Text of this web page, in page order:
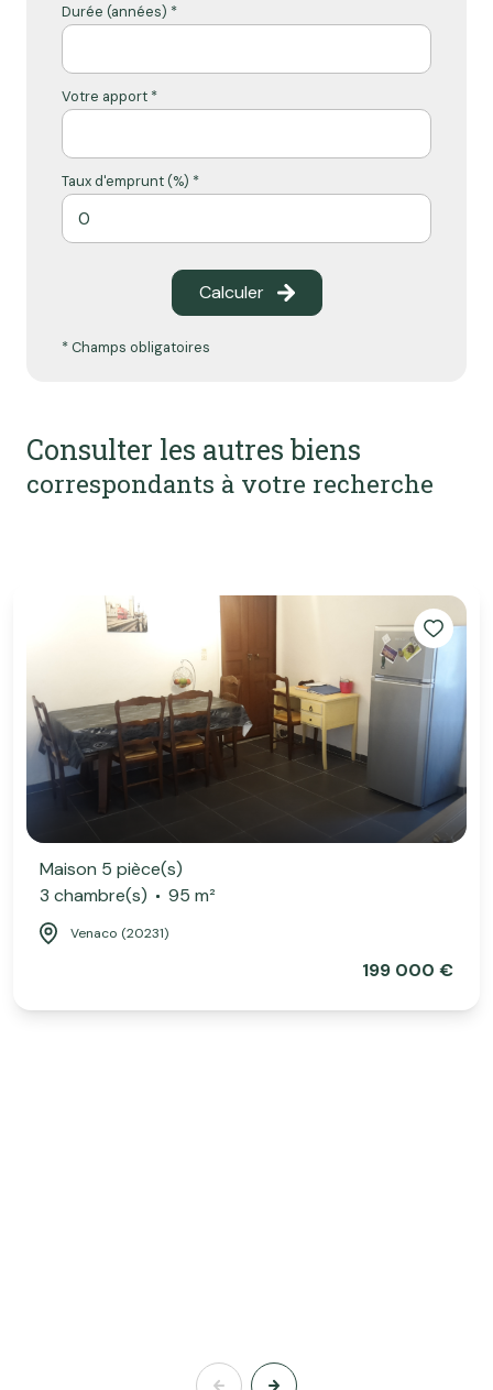
Durée (années) *
Votre apport *
Taux d'emprunt (%) *
Calculer
* Champs obligatoires
Consulter les autres biens
correspondants à votre recherche
Maison 5 pièce(s)
3 chambre(s)
95 m²
Venaco (20231)
199 000 €